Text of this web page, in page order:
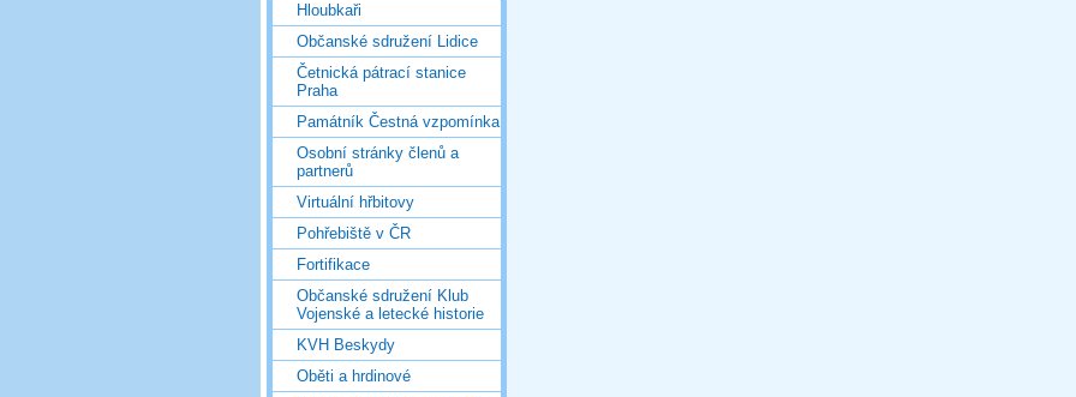
Hloubkaři
Občanské sdružení Lidice
Četnická pátrací stanice
Praha
Památník Čestná vzpomínka
Osobní stránky členů a
partnerů
Virtuální hřbitovy
Pohřebiště v ČR
Fortifikace
Občanské sdružení Klub
Vojenské a letecké historie
KVH Beskydy
Oběti a hrdinové